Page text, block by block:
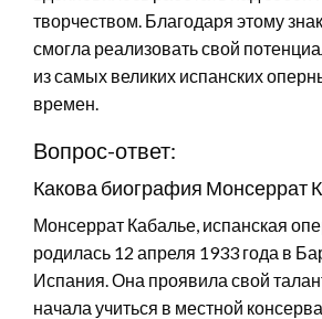
творчеством. Благодаря этому
смогла реализовать свой
из самых великих испанских
времен.
Вопрос-ответ:
Какова биография Монсеррат
Монсеррат Кабалье, испанская
родилась 12 апреля 1933 года в
Испания. Она проявила свой
начала учиться в местной